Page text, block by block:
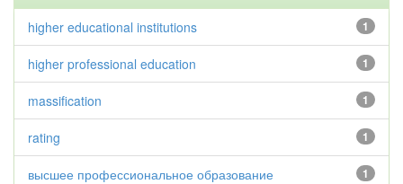
1
higher educational institutions
1
higher professional education
1
massification
1
rating
1
высшее профессиональное образование